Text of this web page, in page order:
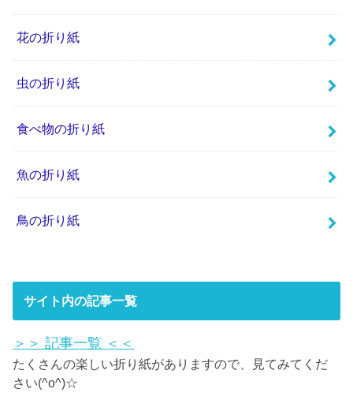
花の折り紙
虫の折り紙
食べ物の折り紙
魚の折り紙
鳥の折り紙
サイト内の記事一覧
＞＞記事一覧 ＜＜
たくさんの楽しい折り紙がありますので、見てみてくだ
さい(^o^)☆